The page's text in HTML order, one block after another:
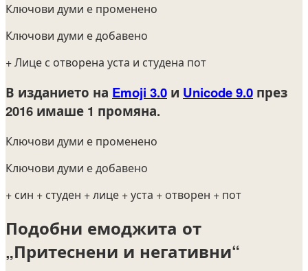
Ключови думи е променено
Ключови думи е добавено
+ Лице с отворена уста и студена пот
В изданието на Emoji 3.0 и Unicode 9.0 през
2016 имаше 1 промяна.
Ключови думи е променено
Ключови думи е добавено
+ син + студен + лице + уста + отворен + пот
Подобни емоджита от
„Притеснени и негативни“